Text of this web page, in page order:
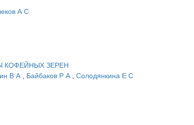
А С
КОФЕЙНЫХ ЗЕРЕН
В А , Байбаков Р А , Солодянкина Е С